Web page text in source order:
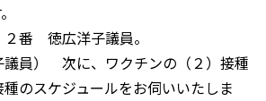
徳広洋子議員。
員） 次に、ワクチンの（２）接種
のスケジュールをお伺いいたしま